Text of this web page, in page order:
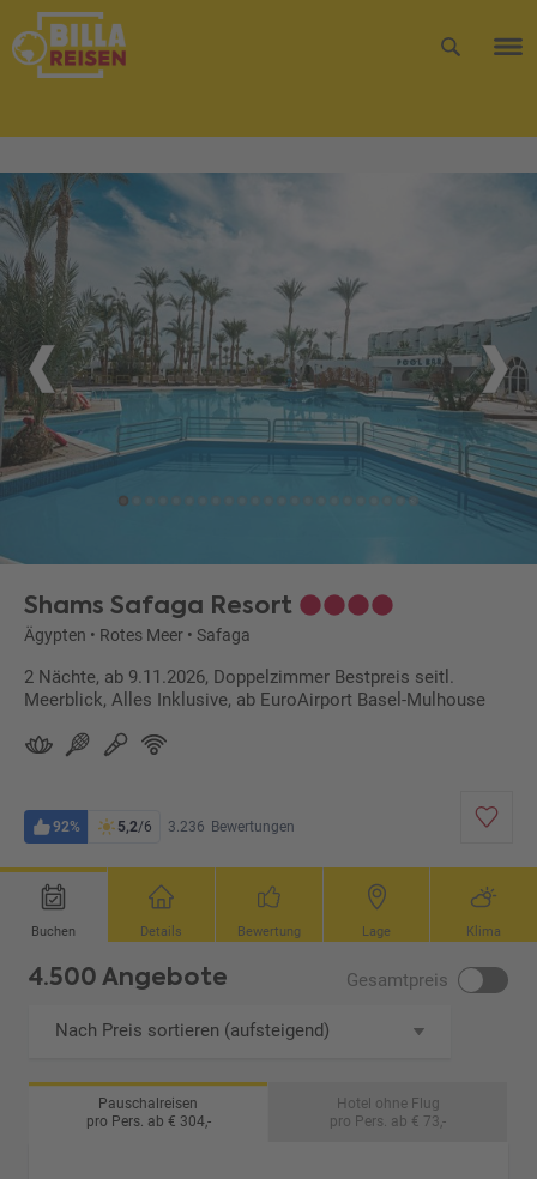
Shams Safaga Resort
Ägypten • Rotes Meer • Safaga
2 Nächte, ab 9.11.2026, Doppelzimmer Bestpreis seitl.
Meerblick, Alles Inklusive, ab EuroAirport Basel-Mulhouse
92% 5,2/6 3.236 Bewertungen
Buchen Details Bewertung Lage Klima
4.500 Angebote Gesamtpreis
Nach Preis sortieren (aufsteigend)
Pauschalreisen
pro Pers. ab € 304,-
Hotel ohne Flug
pro Pers. ab € 73,-